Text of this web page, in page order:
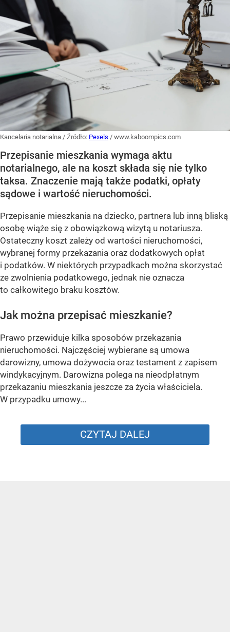
Kancelaria notarialna / Źródło: Pexels / www.kaboompics.com
Przepisanie mieszkania wymaga aktu
notarialnego, ale na koszt składa się nie tylko
taksa. Znaczenie mają także podatki, opłaty
sądowe i wartość nieruchomości.
Przepisanie mieszkania na dziecko, partnera lub inną bliską
osobę wiąże się z obowiązkową wizytą u notariusza.
Ostateczny koszt zależy od wartości nieruchomości,
wybranej formy przekazania oraz dodatkowych opłat
i podatków. W niektórych przypadkach można skorzystać
ze zwolnienia podatkowego, jednak nie oznacza
to całkowitego braku kosztów.
Jak można przepisać mieszkanie?
Prawo przewiduje kilka sposobów przekazania
nieruchomości. Najczęściej wybierane są umowa
darowizny, umowa dożywocia oraz testament z zapisem
windykacyjnym. Darowizna polega na nieodpłatnym
przekazaniu mieszkania jeszcze za życia właściciela.
W przypadku umowy...
CZYTAJ DALEJ